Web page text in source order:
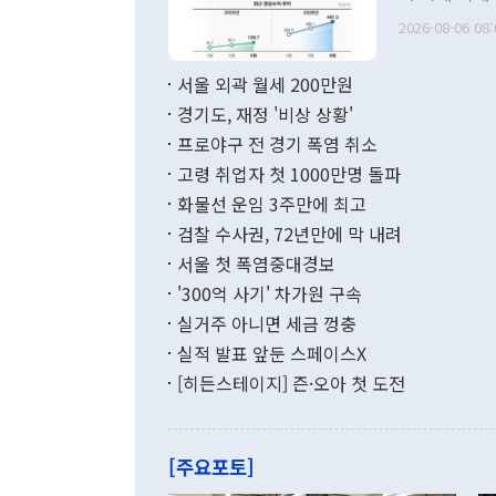
관의 무리한
다. [정동영 통일부 장관이 지난달 23일 오후 서울 종로구 정부서울청사에
무너졌다고
함께 4자 대
"우리의 선
관은 업무
이 9월 러시
료=한국은행] 한국은행이 6일 발표한 '2026년 6월 국제수지(잠정)'
며 월간 기
196.9% 급
수출은
기록했지만
로 전환됐다.
는 배당수입
2026-08-06
서울 외곽 월세 200만원
경기도, 재정 '비상 상황'
프로야구 전 경기 폭염 취소
고령 취업자 첫 1000만명 돌파
화물선 운임 3주만에 최고
검찰 수사권, 72년만에 막 내려
서울 첫 폭염중대경보
'300억 사기' 차가원 구속
실거주 아니면 세금 껑충
실적 발표 앞둔 스페이스X
[히든스테이지] 즌·오아 첫 도전
[주요포토]